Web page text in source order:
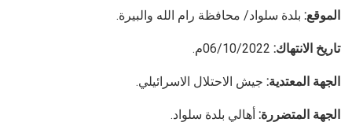
الموقع: بلدة سلواد/ محافظة رام الله والبيرة.
تاريخ الانتهاك:
الجهة المعتدية: جيش الاحتلال الاسرائيلي.
الجهة المتضررة: أهالي بلدة سلواد.